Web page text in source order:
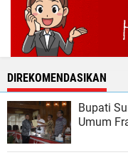
DIREKOMENDASIKAN
Bupati
Umum